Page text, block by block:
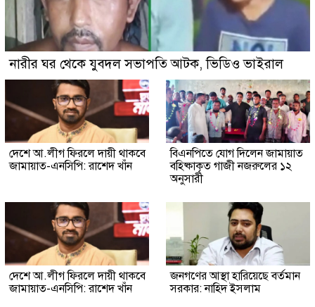
নারীর ঘর থেকে যুবদল সভাপতি আটক, ভিডিও ভাইরাল
দেশে আ.লীগ ফিরলে দায়ী থাকবে
জামায়াত-এনসিপি: রাশেদ খাঁন
বিএনপিতে যোগ দিলেন জামায়াত
বহিষ্কাকৃত গাজী নজরুলের ১২
অনুসারী
দেশে আ.লীগ ফিরলে দায়ী থাকবে
জামায়াত-এনসিপি: রাশেদ খাঁন
জনগণের আস্থা হারিয়েছে বর্তমান
সরকার: নাহিদ ইসলাম